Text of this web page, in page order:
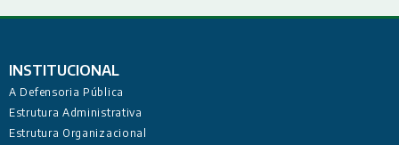
INSTITUCIONAL
A Defensoria Pública
Estrutura Administrativa
Estrutura Organizacional